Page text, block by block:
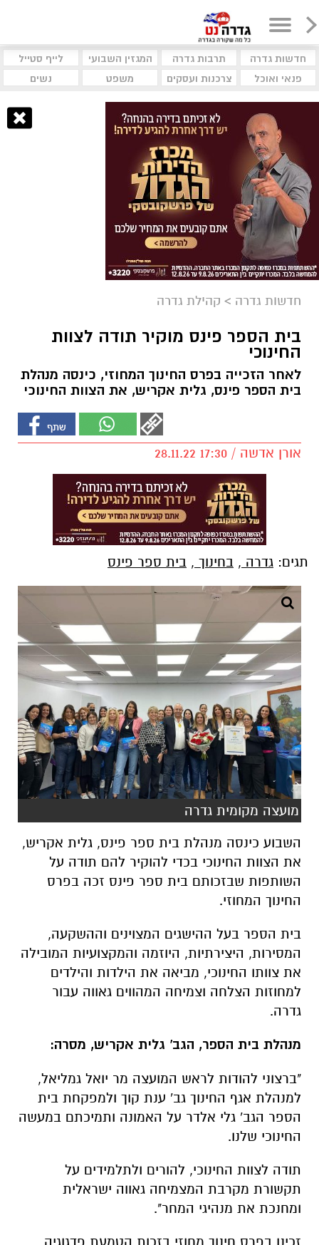
חדשות גדרה תרבות גדרה המגזין השבועי
לייף סטייל
פנאי ואוכל
צרכנות ועסקים משפט נשים
חדשות גדרה > קהילת גדרה
בית הספר פינס מוקיר תודה לצוות
החינוכי
לאחר הזכייה בפרס החינוך המחוזי, כינסה מנהלת
בית הספר פינס, גלית אקריש, את הצוות החינוכי
אורן אדשה / 17:30 28.11.22
תגים: גדרה , בחינוך , בית ספר פינס
מועצה מקומית גדרה
השבוע כינסה מנהלת בית ספר פינס, גלית אקריש,
את הצוות החינוכי בכדי להוקיר להם תודה על
השותפות שבזכותם בית ספר פינס זכה בפרס
החינוך המחוזי.
בית הספר בעל ההישגים המצוינים וההשקעה,
המסירות, היצירתיות, היוזמה והמקצועיות המובילה
את צוותו החינוכי, מביאה את הילדות והילדים
למחוזות הצלחה וצמיחה המהווים גאווה עבור
גדרה.
מנהלת בית הספר, הגב' גלית אקריש, מסרה:
"ברצוני להודות לראש המועצה מר יואל גמליאל,
למנהלת אגף החינוך גב' ענת קוך ולמפקחת בית
הספר הגב' גלי אלדר על האמונה ותמיכתם במעשה
החינוכי שלנו.
תודה לצוות החינוכי, להורים ולתלמידים על
תקשורת מקרבת המצמיחה גאווה ישראלית
ומחנכת את מנהיגי המחר".
זכינו בפרס חינוך מחוזי בזכות הטמעת פדגוגיה